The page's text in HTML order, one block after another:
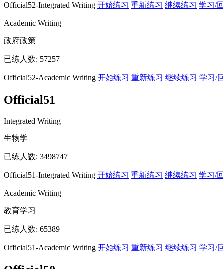
Official52-Integrated Writing 开始练习 重新练习 继续练习 学习/
Academic Writing
政府政策
已练人数: 57257
Official52-Academic Writing 开始练习 重新练习 继续练习 学习/
Official51
Integrated Writing
生物学
已练人数: 3498747
Official51-Integrated Writing 开始练习 重新练习 继续练习 学习/
Academic Writing
教育学习
已练人数: 65389
Official51-Academic Writing 开始练习 重新练习 继续练习 学习/